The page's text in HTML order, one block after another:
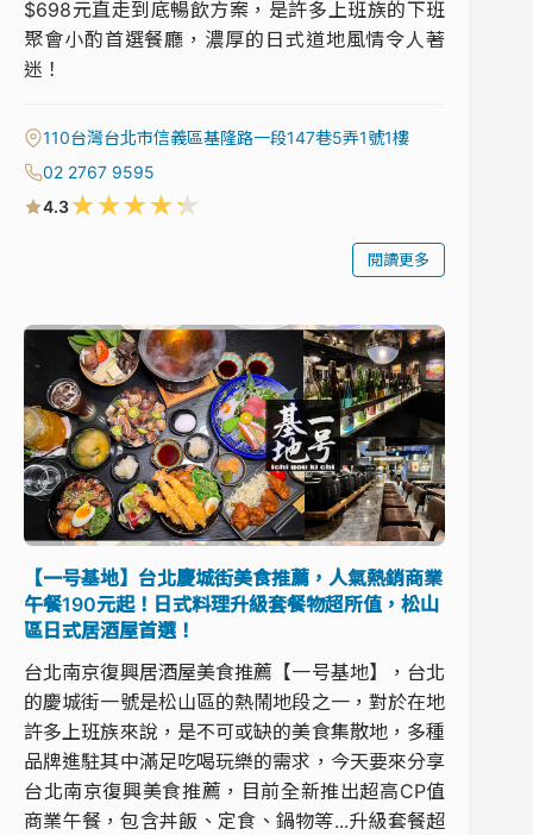
$698元直走到底暢飲方案，是許多上班族的下班
聚會小酌首選餐廳，濃厚的日式道地風情令人著
迷！
110台灣台北市信義區基隆路一段147巷5弄1號1樓
02 2767 9595
4.3★★★★★
閱讀更多
【一号基地】台北慶城街美食推薦，人氣熱銷商業
午餐190元起！日式料理升級套餐物超所值，松山
區日式居酒屋首選！
台北南京復興居酒屋美食推薦【一号基地】，台北
的慶城街一號是松山區的熱鬧地段之一，對於在地
許多上班族來說，是不可或缺的美食集散地，多種
品牌進駐其中滿足吃喝玩樂的需求，今天要來分享
台北南京復興美食推薦，目前全新推出超高CP值
商業午餐，包含丼飯、定食、鍋物等...升級套餐超